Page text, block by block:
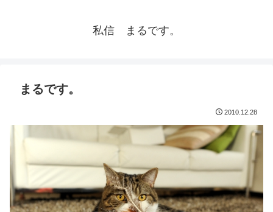
私信 まるです。
まるです。
2010.12.28